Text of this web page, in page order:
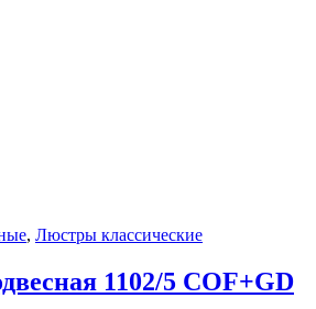
, Люстры классические
1102/5 COF+GD